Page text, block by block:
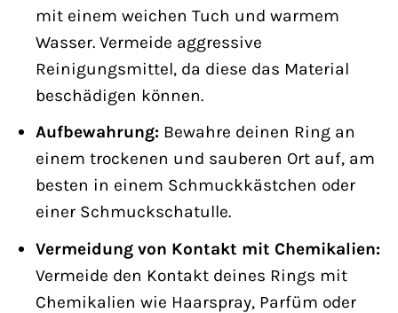
mit einem weichen Tuch und warmem
Wasser. Vermeide aggressive
Reinigungsmittel, da diese das Material
beschädigen können.
Aufbewahrung:Bewahre deinen Ring an
einem trockenen und sauberen Ort auf, am
besten in einem Schmuckkästchen oder
einer Schmuckschatulle.
Vermeidung von Kontakt mit Chemikalien:
Vermeide den Kontakt deines Rings mit
Chemikalien wie Haarspray, Parfüm oder